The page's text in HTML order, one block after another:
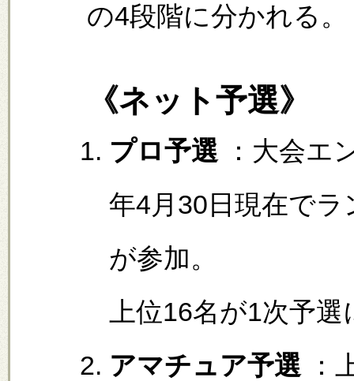
の4段階に分かれる。
《ネット予選》
プロ予選 ：大会エ
年4月30日現在で
が参加。
上位16名が1次予
アマチュア予選 ：